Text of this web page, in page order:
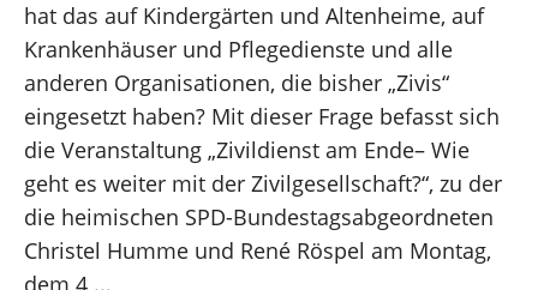
hat das auf Kindergärten und Altenheime, auf
Krankenhäuser und Pflegedienste und alle
anderen Organisationen, die bisher „Zivis“
eingesetzt haben? Mit dieser Frage befasst sich
die Veranstaltung „Zivildienst am Ende– Wie
geht es weiter mit der Zivilgesellschaft?“, zu der
die heimischen SPD-Bundestagsabgeordneten
Christel Humme und René Röspel am Montag,
dem 4 ...